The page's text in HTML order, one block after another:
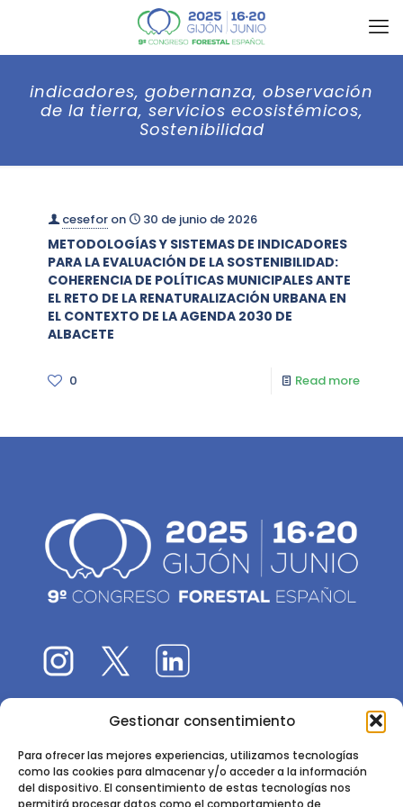
Gestionar consentimiento
Para ofrecer las mejores experiencias, utilizamos tecnologías
como las cookies para almacenar y/o acceder a la información
del dispositivo. El consentimiento de estas tecnologías nos
permitirá procesar datos como el comportamiento de
indicadores, gobernanza, observación
de la tierra, servicios ecosistémicos,
Sostenibilidad
cesefor on 30 de junio de 2026
METODOLOGÍAS Y SISTEMAS DE INDICADORES
PARA LA EVALUACIÓN DE LA SOSTENIBILIDAD:
COHERENCIA DE POLÍTICAS MUNICIPALES ANTE
EL RETO DE LA RENATURALIZACIÓN URBANA EN
EL CONTEXTO DE LA AGENDA 2030 DE
ALBACETE
0 Read more
El 9CFE es una actividad promovida por laSociedad
Instituto de Ciencias Forestales, INIA-CSIC